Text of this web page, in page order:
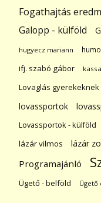
Fogathajtás
Galopp - külföld
hugyecz mariann
ifj. szabó gábor
Lovaglás gyerekeknek
lovassportok
Lovassportok - külföld
lázár vilmos lázár
Programajánló
Ügető - belföld Ügető